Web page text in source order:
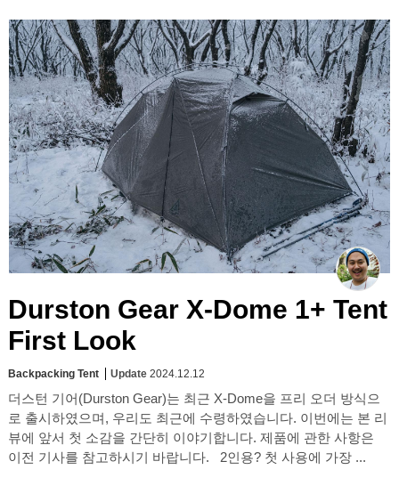
Durston Gear X-Dome 1+ Tent
First Look
Backpacking Tent Update 2024.12.12
더스턴 기어(Durston Gear)는 최근 X-Dome을 프리 오더 방식으
로 출시하였으며, 우리도 최근에 수령하였습니다. 이번에는 본 리
뷰에 앞서 첫 소감을 간단히 이야기합니다. 제품에 관한 사항은
이전 기사를 참고하시기 바랍니다. 2인용? 첫 사용에 가장 ...